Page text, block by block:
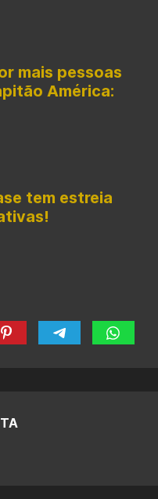
mais pessoas
América:
tem estreia